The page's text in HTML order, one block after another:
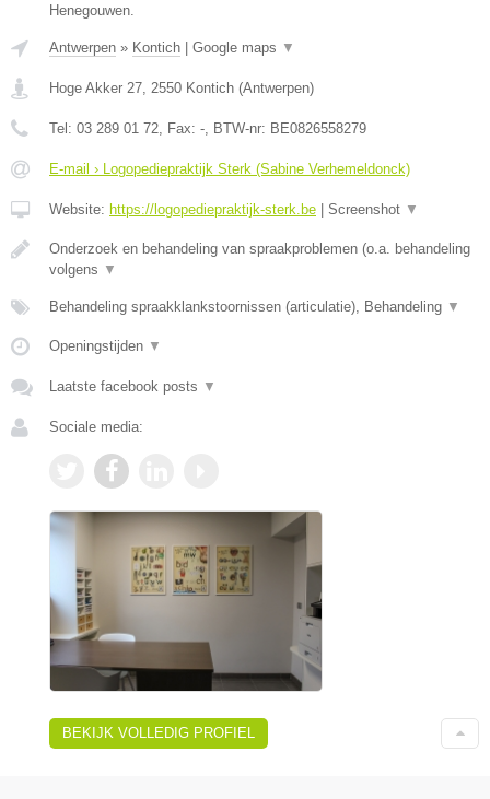
Henegouwen.
Antwerpen » Kontich | Google maps ▼
Hoge Akker 27 2550 Kontich (Antwerpen)
Tel: 03 289 01 72 , Fax: - , BTW-nr: BE0826558279
E-mail › Logopediepraktijk Sterk (Sabine Verhemeldonck)
Website: https://logopediepraktijk-sterk.be | Screenshot ▼
Onderzoek en behandeling van spraakproblemen (o.a. behandeling
volgens ▼
Behandeling spraakklankstoornissen (articulatie), Behandeling ▼
Openingstijden ▼
Laatste facebook posts ▼
Sociale media:
BEKIJK VOLLEDIG PROFIEL